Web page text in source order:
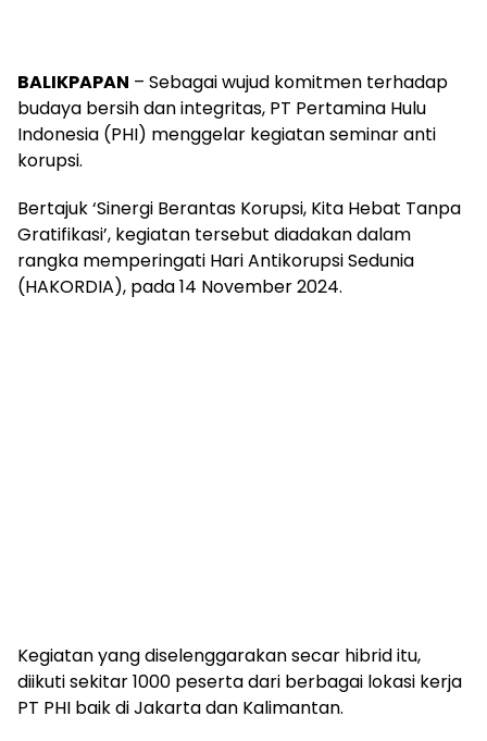
BALIKPAPAN – Sebagai wujud komitmen terhadap
budaya bersih dan integritas, PT Pertamina Hulu
Indonesia (PHI) menggelar kegiatan seminar anti
korupsi.
Bertajuk ‘Sinergi Berantas Korupsi, Kita Hebat Tanpa
Gratifikasi’, kegiatan tersebut diadakan dalam
rangka memperingati Hari Antikorupsi Sedunia
(HAKORDIA), pada 14 November 2024.
Kegiatan yang diselenggarakan secar hibrid itu,
diikuti sekitar 1000 peserta dari berbagai lokasi kerja
PT PHI baik di Jakarta dan Kalimantan.